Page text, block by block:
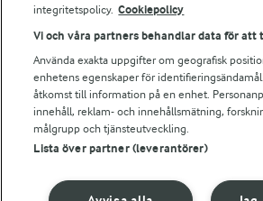
Följ oss
integritetspolicy. Cookiepolicy
Vi och våra partners behandlar data för
Använda exakta uppgifter om geografisk
enhetens egenskaper för
åtkomst till information på en enhet.
innehåll, reklam- och innehållsmätning,
målgrupp och tjänsteutveckling.
Lista över partner (leverantörer)